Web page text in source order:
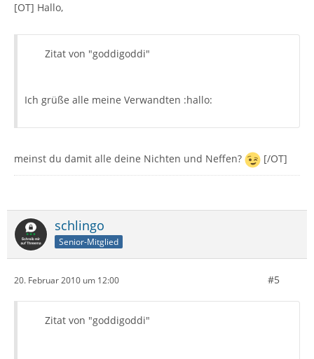
[OT] Hallo,
Zitat von "goddigoddi"
Ich grüße alle meine Verwandten :hallo:
meinst du damit alle deine Nichten und Neffen? [/OT]
schlingo
Senior-Mitglied
20. Februar 2010 um 12:00 #5
Zitat von "goddigoddi"